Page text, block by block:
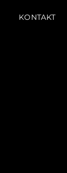
KONTAKT